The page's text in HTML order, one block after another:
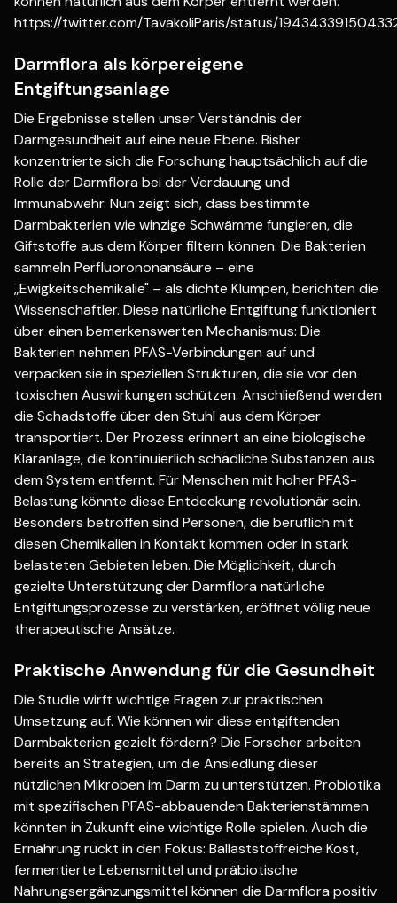
https://twitter.com/TavakoliParis/status/
Darmflora als körpereigene
Entgiftungsanlage
Die Ergebnisse stellen unser Verständnis der
Darmgesundheit auf eine neue Ebene. Bisher
konzentrierte sich die Forschung hauptsächlich auf die
Rolle der Darmflora bei der Verdauung und
Immunabwehr. Nun zeigt sich, dass bestimmte
Darmbakterien wie winzige Schwämme fungieren, die
Giftstoffe aus dem Körper filtern können. Die Bakterien
sammeln Perfluorononansäure – eine
„Ewigkeitschemikalie" – als dichte Klumpen, berichten die
Wissenschaftler. Diese natürliche Entgiftung funktioniert
über einen bemerkenswerten Mechanismus: Die
Bakterien nehmen PFAS-Verbindungen auf und
verpacken sie in speziellen Strukturen, die sie vor den
toxischen Auswirkungen schützen. Anschließend werden
die Schadstoffe über den Stuhl aus dem Körper
transportiert. Der Prozess erinnert an eine biologische
Kläranlage, die kontinuierlich schädliche Substanzen aus
dem System entfernt. Für Menschen mit hoher PFAS-
Belastung könnte diese Entdeckung revolutionär sein.
Besonders betroffen sind Personen, die beruflich mit
diesen Chemikalien in Kontakt kommen oder in stark
belasteten Gebieten leben. Die Möglichkeit, durch
gezielte Unterstützung der Darmflora natürliche
Entgiftungsprozesse zu verstärken, eröffnet völlig neue
therapeutische Ansätze.
Praktische Anwendung für die Gesundheit
Die Studie wirft wichtige Fragen zur praktischen
Umsetzung auf. Wie können wir diese entgiftenden
Darmbakterien gezielt fördern? Die Forscher arbeiten
bereits an Strategien, um die Ansiedlung dieser
nützlichen Mikroben im Darm zu unterstützen. Probiotika
mit spezifischen PFAS-abbauenden Bakterienstämmen
könnten in Zukunft eine wichtige Rolle spielen. Auch die
Ernährung rückt in den Fokus: Ballaststoffreiche Kost,
fermentierte Lebensmittel und präbiotische
Nahrungsergänzungsmittel können die Darmflora positiv